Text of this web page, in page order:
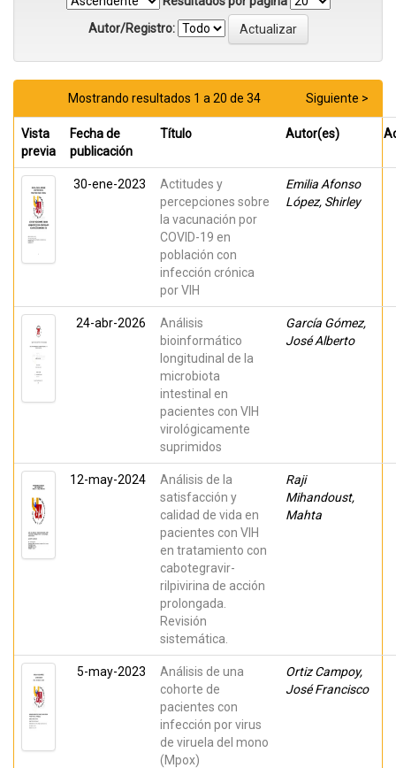
Autor/Registro:
Mostrando resultados 1 a 20 de 34 Siguiente >
Vista
previa
Fecha de
publicación
Título Autor(es)
30-ene-2023
Actitudes y
percepciones sobre
la vacunación por
COVID-19 en
población con
infección crónica
por VIH
Emilia Afonso
López, Shirley
24-abr-2026
Análisis
bioinformático
longitudinal de la
microbiota
intestinal en
pacientes con VIH
virológicamente
suprimidos
García Gómez,
José Alberto
12-may-2024
Análisis de la
satisfacción y
calidad de vida en
pacientes con VIH
en tratamiento con
cabotegravir-
rilpivirina de acción
prolongada.
Revisión
sistemática.
Raji
Mihandoust,
Mahta
5-may-2023
Análisis de una
cohorte de
pacientes con
infección por virus
de viruela del mono
(Mpox)
Ortiz Campoy,
José Francisco